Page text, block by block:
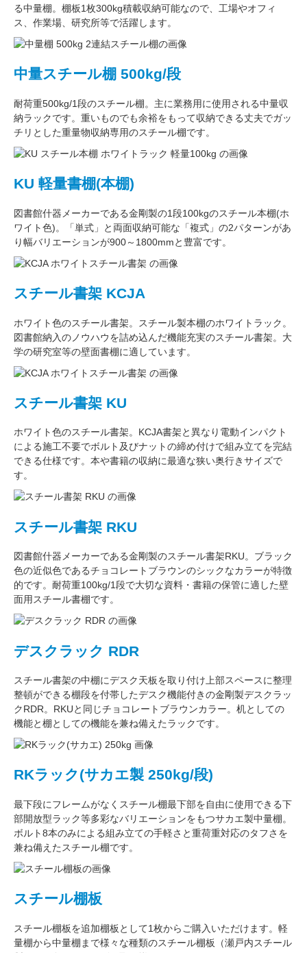
る中量棚。 棚板1枚300kg積載収納可能なので、工場やオフィ
ス、作業場、研究所等で活躍します。
中量スチール棚 500kg/段
耐荷重500kg/1段のスチール棚。主に業務用に使用される中量収
納ラックです。重いものでも余裕をもって収納できる丈夫でガッ
チリとした重量物収納専用のスチール棚です。
KU 軽量書棚(本棚)
図書館什器メーカーである金剛製の1段100kgのスチール本棚(ホ
ワイト色)。
「単式」 と両面収納可能な 「複式」 の2パターンがあ
り幅バリエーションが900～1800mmと豊富です。
スチール書架 KCJA
ホワイト色のスチール書架。スチール製本棚のホワイトラック 。
図書館納入のノウハウを詰め込んだ機能充実のスチール書架。 大
学の研究室等の壁面書棚に適しています。
スチール書架 KU
ホワイト色のスチール書架。KCJA書架と異なり電動インパクト
による施工不要でボルト及びナットの締め付けで組み立てを完結
できる仕様です。本や書籍の収納に最適な狭い奥行きサイズで
す。
スチール書架 RKU
図書館什器メーカーである金剛製のスチール書架RKU。ブラック
色の近似色であるチョコレートブラウンのシックなカラーが特徴
的です。耐荷重100kg/1段で大切な資料・書籍の保管に適した壁
面用スチール書棚です。
デスクラック RDR
スチール書架の中棚にデスク天板を取り付け上部スペースに整理
整頓ができる棚段を付帯したデスク機能付きの金剛製デスクラッ
クRDR。RKUと同じチョコレートブラウンカラー。 机としての
機能と棚としての機能を兼ね備えたラックです。
RKラック(サカエ製 250kg/段)
最下段にフレームがなくスチール棚最下部を自由に使用できる下
部開放型ラック等多彩なバリエーションをもつサカエ製中量棚。
ボルト8本のみによる組み立ての手軽さと重荷重対応のタフさを
兼ね備えたスチール棚です。
スチール棚板
スチール棚板を追加棚板 として1枚からご購入いただけます。軽
量棚から中量棚まで様々な種類のスチール棚板（瀬戸内スチール